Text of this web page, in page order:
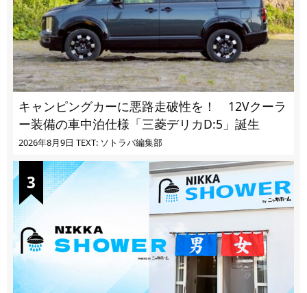
キャンピングカーに悪路走破性を！ 12Vクーラ
ー装備の車中泊仕様「三菱デリカD:5」誕生
2026年8月9日 TEXT: ソトラバ編集部